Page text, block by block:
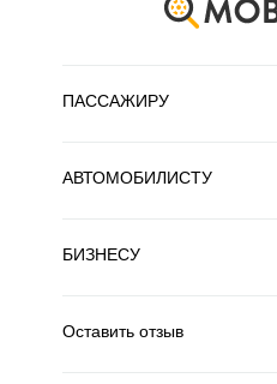
ПАССАЖИРУ
АВТОМОБИЛИСТУ
БИЗНЕСУ
Оставить отзыв